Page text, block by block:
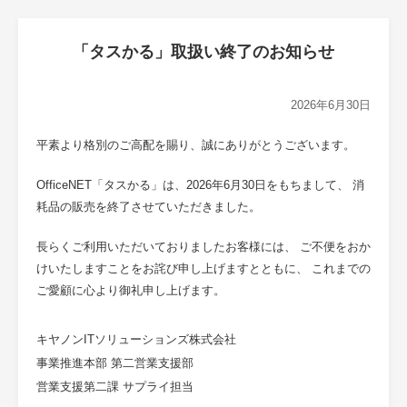
「タスかる」取扱い終了のお知らせ
2026年6月30日
平素より格別のご高配を賜り、誠にありがとうございます。
OfficeNET「タスかる」は、2026年6月30日をもちまして、 消
耗品の販売を終了させていただきました。
長らくご利用いただいておりましたお客様には、 ご不便をおか
けいたしますことをお詫び申し上げますとともに、 これまでの
ご愛顧に心より御礼申し上げます。
キヤノンITソリューションズ株式会社
事業推進本部 第二営業支援部
営業支援第二課 サプライ担当